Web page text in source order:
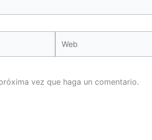
vez que haga un comentario.